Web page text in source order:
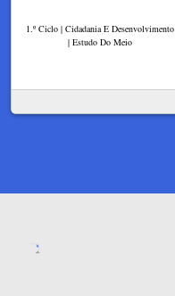
1.º Ciclo | Cidadania E Desenvolvimento
| Estudo Do Meio